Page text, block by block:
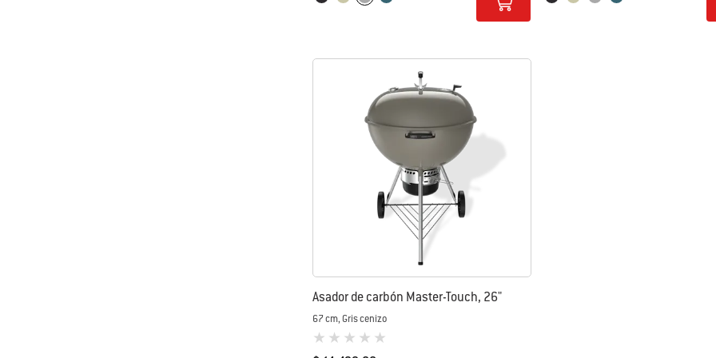
Asador de carbón Master-Touch, 26"
67 cm, Gris cenizo
0 de 5 (valoración de los clientes)